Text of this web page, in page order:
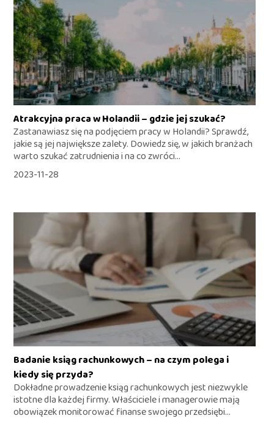
Atrakcyjna praca w Holandii – gdzie jej szukać?
Zastanawiasz się na podjęciem pracy w Holandii? Sprawdź,
jakie są jej największe zalety. Dowiedz się, w jakich branżach
warto szukać zatrudnienia i na co zwróci...
2023-11-28
Badanie ksiąg rachunkowych – na czym polega i
kiedy się przyda?
Dokładne prowadzenie ksiąg rachunkowych jest niezwykle
istotne dla każdej firmy. Właściciele i managerowie mają
obowiązek monitorować finanse swojego przedsiębi...